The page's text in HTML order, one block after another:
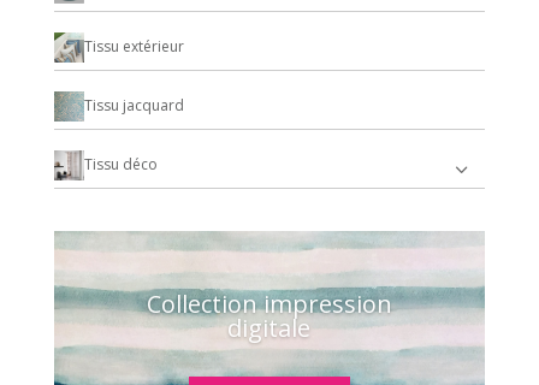
Tissu extérieur
Tissu jacquard
Tissu déco
Collection impression
digitale